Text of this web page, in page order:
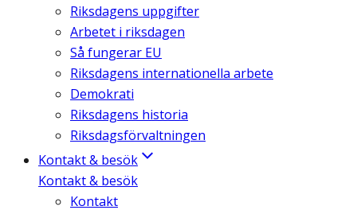
Riksdagens uppgifter
Arbetet i riksdagen
Så fungerar EU
Riksdagens internationella arbete
Demokrati
Riksdagens historia
Riksdagsförvaltningen
Kontakt & besök
Kontakt & besök
Kontakt